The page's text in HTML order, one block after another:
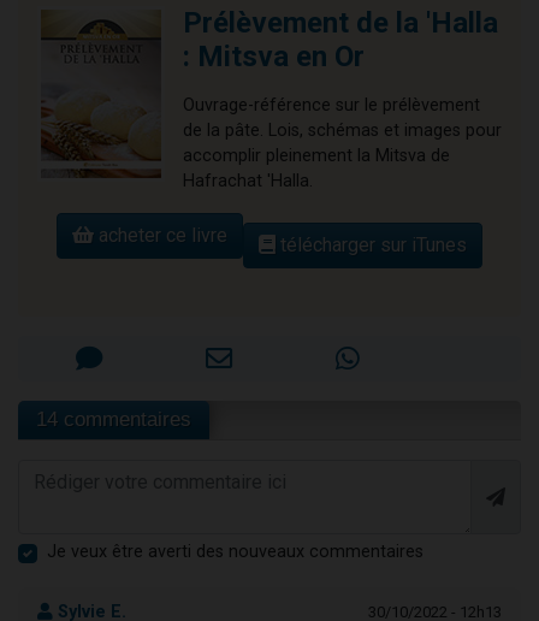
Prélèvement de la 'Halla
: Mitsva en Or
Ouvrage-référence sur le prélèvement
de la pâte. Lois, schémas et images pour
accomplir pleinement la Mitsva de
Hafrachat 'Halla.
acheter ce livre télécharger sur iTunes
14 commentaires
Je veux être averti des nouveaux commentaires
Sylvie E. 30/10/2022 - 12h13